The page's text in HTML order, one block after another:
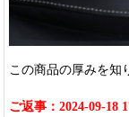
この商品の厚みを知
ご返事：2024-09-18